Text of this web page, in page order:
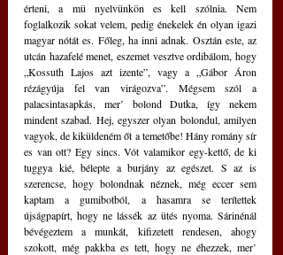
érteni, a mü nyelvünkön es kell szólnia. Nem
foglalkozik sokat velem, pedig énekelek én olyan igazi
magyar nótát es. Főleg, ha inni adnak. Osztán este, az
utcán hazafelé menet, eszemet vesztve ordibálom, hogy
„Kossuth Lajos azt izente”, vagy a „Gábor Áron
rézágyúja fel van virágozva”. Mégsem szól a
palacsintasapkás, mer’ bolond Dutka, így nekem
mindent szabad. Hej, egyszer olyan bolondul, amilyen
vagyok, de kiküldeném őt a temetőbe! Hány romány sír
es van ott? Egy sincs. Vót valamikor egy-kettő, de ki
tuggya kié, bélepte a burjány az egészet. S az is
szerencse, hogy bolondnak néznek, még eccer sem
kaptam a gumibotból, a hasamra se terítettek
újságpapírt, hogy ne lássék az ütés nyoma. Sárinénál
bévégeztem a munkát, kifizetett rendesen, ahogy
szokott, még pakkba es tett, hogy ne éhezzek, mer’